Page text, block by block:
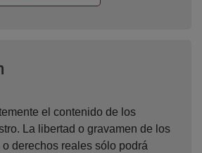
el contenido de los
La libertad o gravamen de los
derechos reales sólo podrá